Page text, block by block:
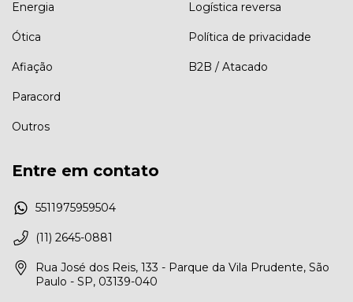
Energia
Ótica
Afiação
Paracord
Outros
Logística reversa
Política de privacidade
B2B / Atacado
Entre em contato
5511975959504
(11) 2645-0881
Rua José dos Reis, 133 - Parque da Vila Prudente, São
Paulo - SP, 03139-040